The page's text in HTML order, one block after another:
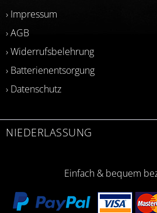
› Impressum
› AGB
› Widerrufsbelehrung
› Batterienentsorgung
› Datenschutz
NIEDERLASSUNG
Einfach & bequem